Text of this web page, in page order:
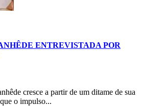
ENTREVISTADA POR
cresce a partir de um ditame de sua
o impulso...